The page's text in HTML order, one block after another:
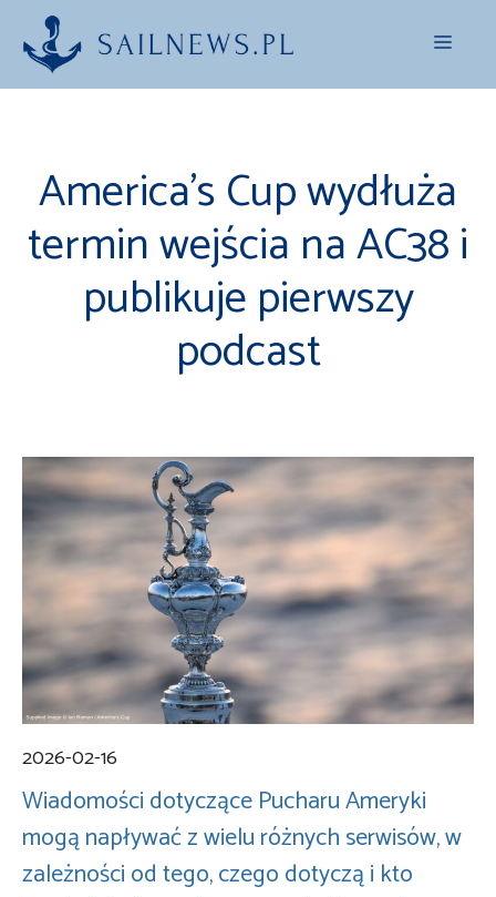
Przejdź
treści
Menu
America’s Cup wydłuża
termin wejścia na AC38 i
publikuje pierwszy
podcast
2026-02-16
Wiadomości dotyczące Pucharu Ameryki
mogą napływać z wielu różnych serwisów, w
zależności od tego, czego dotyczą i kto